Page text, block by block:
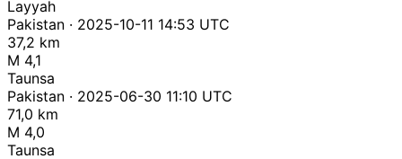
Layyah
Pakistan · 2025-10-11 14:53 UTC
37,2 km
M 4,1
Taunsa
Pakistan · 2025-06-30 11:10 UTC
71,0 km
M 4,0
Taunsa